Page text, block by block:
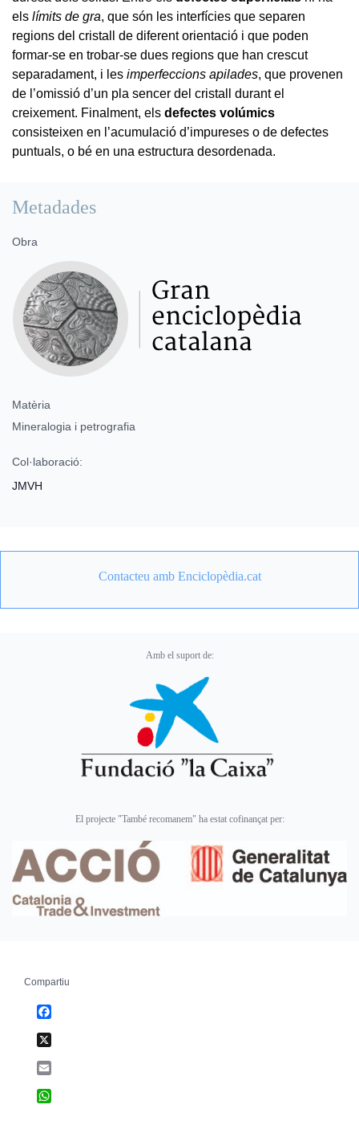
els límits de gra, que són les interfícies que separen
regions del cristall de diferent orientació i que poden
formar-se en trobar-se dues regions que han crescut
separadament, i les imperfeccions apilades, que provenen
de l’omissió d’un pla sencer del cristall durant el
creixement. Finalment, els defectes volúmics
consisteixen en l’acumulació d’impureses o de defectes
puntuals, o bé en una estructura desordenada.
Metadades
Obra
Matèria
Mineralogia i petrografia
Col·laboració:
JMVH
Contacteu amb Enciclopèdia.cat
Amb el suport de:
El projecte "També recomanem" ha estat cofinançat per:
Compartiu